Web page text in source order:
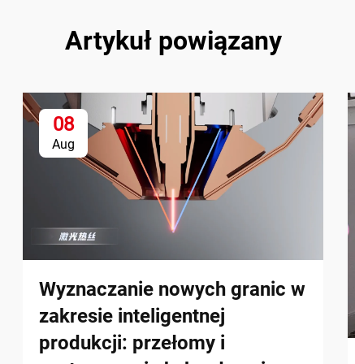
Artykuł powiązany
08
Aug
Wyznaczanie nowych granic w
zakresie inteligentnej
produkcji: przełomy i